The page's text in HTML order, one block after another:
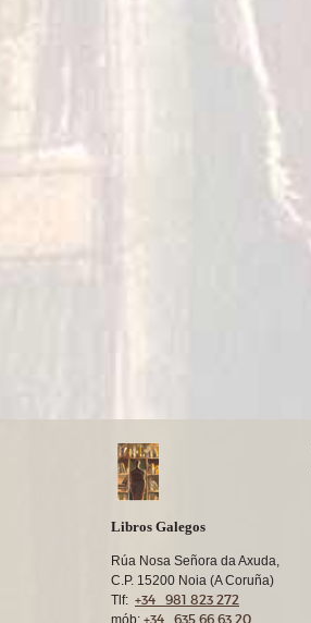
Libros Galegos
Rúa Nosa Señora da Axuda,
C.P. 15200 Noia (A Coruña)
Tlf: +34 981 823 272
mób: +34 635 66 63 20